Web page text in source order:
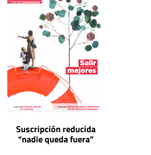
Suscripción reducida
“nadie queda fuera”